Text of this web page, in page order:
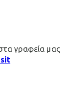
γραφεία μας